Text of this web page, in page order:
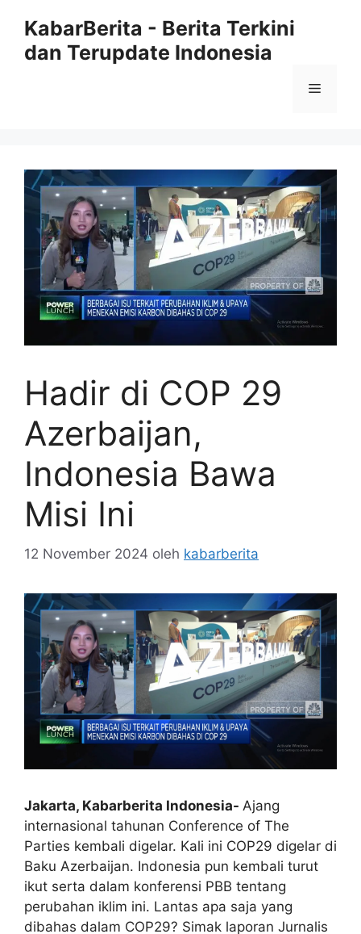
KabarBerita - Berita Terkini
dan Terupdate Indonesia
Menu
Hadir di COP 29
Azerbaijan,
Indonesia Bawa
Misi Ini
12 November 2024 oleh kabarberita
Jakarta, Kabarberita Indonesia- Ajang
internasional tahunan Conference of The
Parties kembali digelar. Kali ini COP29 digelar di
Baku Azerbaijan. Indonesia pun kembali turut
ikut serta dalam konferensi PBB tentang
perubahan iklim ini. Lantas apa saja yang
dibahas dalam COP29? Simak laporan Jurnalis